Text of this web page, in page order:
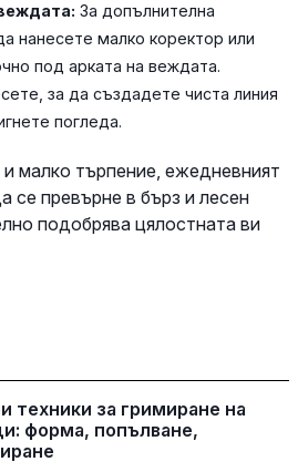
За допълнителна
нанесете малко коректор или
под арката на веждата.
за да създадете чиста линия
погледа.
малко търпение, ежедневният
се превърне в бърз и лесен
подобрява цялостната ви
техники за гримиране на
форма, попълване,